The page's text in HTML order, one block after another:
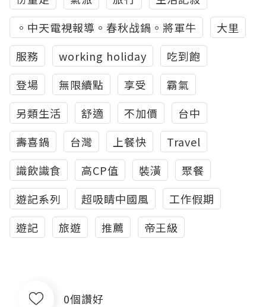
。中天電視報導。春秋战鍋。將軍牛
大里
服務
working holiday
吃到飽
登場
無限續點 享受
霸氣
另類生活
舒適 不加價
台中
壽喜鍋
台灣 上餐快
Travel
識飲識食
高CP值 裝潢
聚餐
遊記系列
超吸睛中國風
工作假期
遊記
旅遊 推薦 帝王級
0個讚好